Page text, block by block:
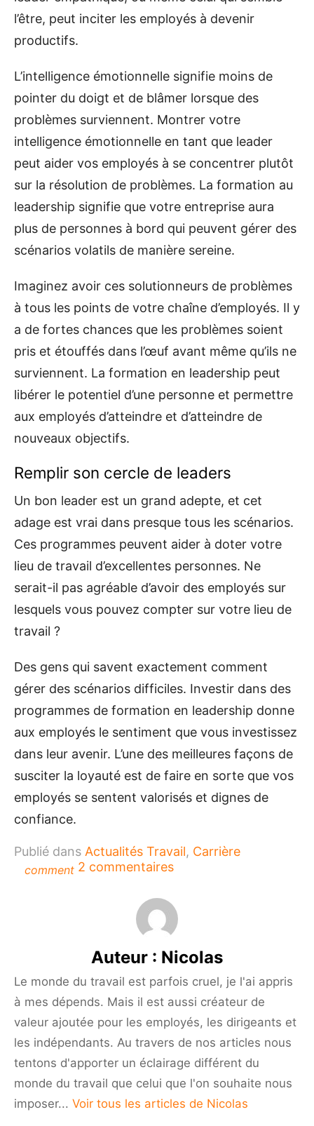
l’être, peut inciter les employés à devenir
productifs.
L’intelligence émotionnelle signifie moins de
pointer du doigt et de blâmer lorsque des
problèmes surviennent. Montrer votre
intelligence émotionnelle en tant que leader
peut aider vos employés à se concentrer plutôt
sur la résolution de problèmes. La formation au
leadership signifie que votre entreprise aura
plus de personnes à bord qui peuvent gérer des
scénarios volatils de manière sereine.
Imaginez avoir ces solutionneurs de problèmes
à tous les points de votre chaîne d’employés. Il y
a de fortes chances que les problèmes soient
pris et étouffés dans l’œuf avant même qu’ils ne
surviennent. La formation en leadership peut
libérer le potentiel d’une personne et permettre
aux employés d’atteindre et d’atteindre de
nouveaux objectifs.
Remplir son cercle de leaders
Un bon leader est un grand adepte, et cet
adage est vrai dans presque tous les scénarios.
Ces programmes peuvent aider à doter votre
lieu de travail d’excellentes personnes. Ne
serait-il pas agréable d’avoir des employés sur
lesquels vous pouvez compter sur votre lieu de
travail ?
Des gens qui savent exactement comment
gérer des scénarios difficiles. Investir dans des
programmes de formation en leadership donne
aux employés le sentiment que vous investissez
dans leur avenir. L’une des meilleures façons de
susciter la loyauté est de faire en sorte que vos
employés se sentent valorisés et dignes de
confiance.
Publié dans Actualités Travail, Carrière
comment 2 commentairessur
de
suivre
programmes
de
formation
en
leadership
Auteur : Nicolas
Le monde du travail est parfois cruel, je l'ai appris
à mes dépends. Mais il est aussi créateur de
valeur ajoutée pour les employés, les dirigeants et
les indépendants. Au travers de nos articles nous
tentons d'apporter un éclairage différent du
monde du travail que celui que l'on souhaite nous
imposer... Voir tous les articles de Nicolas